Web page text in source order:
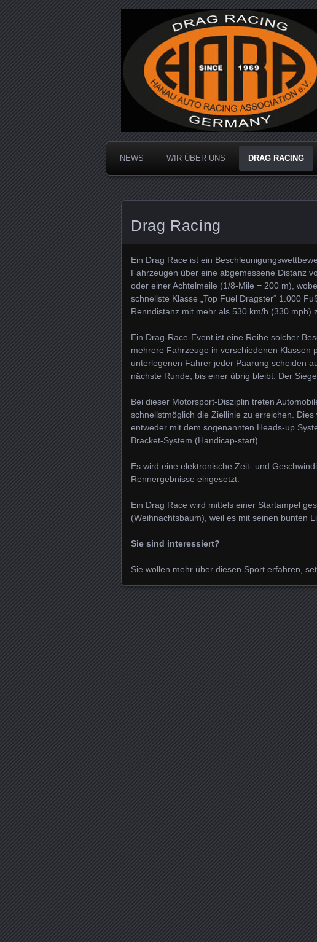
Hanau Auto
Dragracing auf der 1/4 Meile
NEWS WIR ÜBER UNS DRAG RACING
Drag Racing
Ein Drag Race ist ein
Fahrzeugen über eine abgemessene Distanz
oder einer Achtelmeile (1/8-Mile = 200 m),
schnellste Klasse „Top Fuel Dragster“ 1.000
Renndistanz mit mehr als 530 km/h (330 mph)
Ein Drag-Race-Event ist eine Reihe solcher
mehrere Fahrzeuge in verschiedenen Klassen
unterlegenen Fahrer jeder Paarung scheiden
nächste Runde, bis einer übrig bleibt: Der
Bei dieser Motorsport-Disziplin treten
schnellstmöglich die Ziellinie zu erreichen.
entweder mit dem sogenannten Heads-up
Bracket-System (Handicap-start).
Es wird eine elektronische Zeit- und
Rennergebnisse eingesetzt.
Ein Drag Race wird mittels einer Startampel
(Weihnachtsbaum), weil es mit seinen bunten
Sie sind interessiert?
Sie wollen mehr über diesen Sport erfahren,